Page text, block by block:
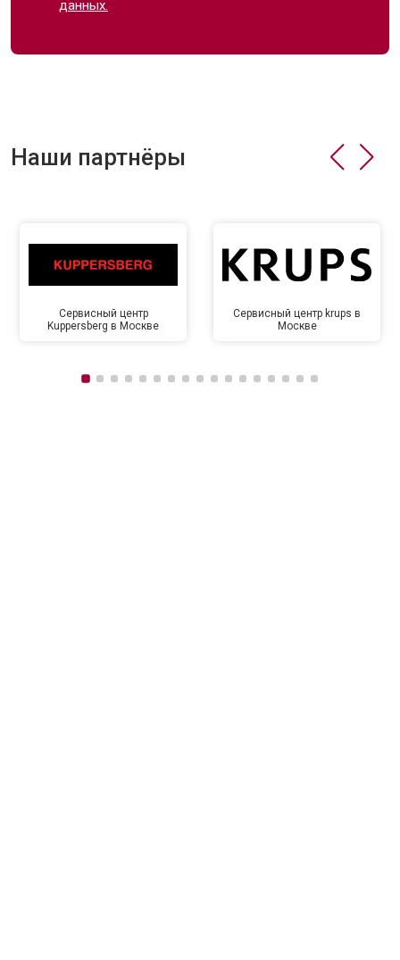
данных.
Наши партнёры
Сервисный центр
Kuppersberg в Москве
Сервисный центр krups в
Москве